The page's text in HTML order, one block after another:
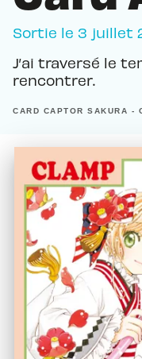
Sortie le 3 juillet
J’ai traversé le
rencontrer.
CARD CAPTOR SAKURA -